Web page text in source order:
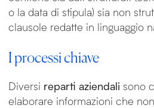
o la data di stipula) sia non
clausole redatte in linguaggio
I processi chiave
Diversi reparti aziendali sono
elaborare informazioni che